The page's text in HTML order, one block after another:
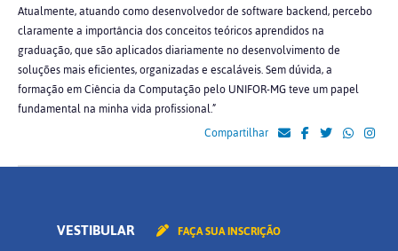
Atualmente, atuando como desenvolvedor de software backend, percebo
claramente a importância dos conceitos teóricos aprendidos na
graduação, que são aplicados diariamente no desenvolvimento de
soluções mais eficientes, organizadas e escaláveis. Sem dúvida, a
formação em Ciência da Computação pelo UNIFOR-MG teve um papel
fundamental na minha vida profissional.”
Compartilhar
VESTIBULAR FAÇA SUA INSCRIÇÃO